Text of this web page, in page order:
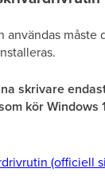
användas måste
skrivare
kör Windows
(officiell